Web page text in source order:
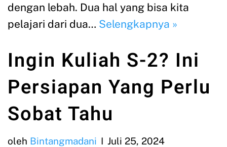
dengan lebah. Dua hal yang bisa kita
pelajari dari dua… Selengkapnya »
Ingin Kuliah S-2? Ini
Persiapan Yang Perlu
Sobat Tahu
oleh Bintangmadani Juli 25, 2024